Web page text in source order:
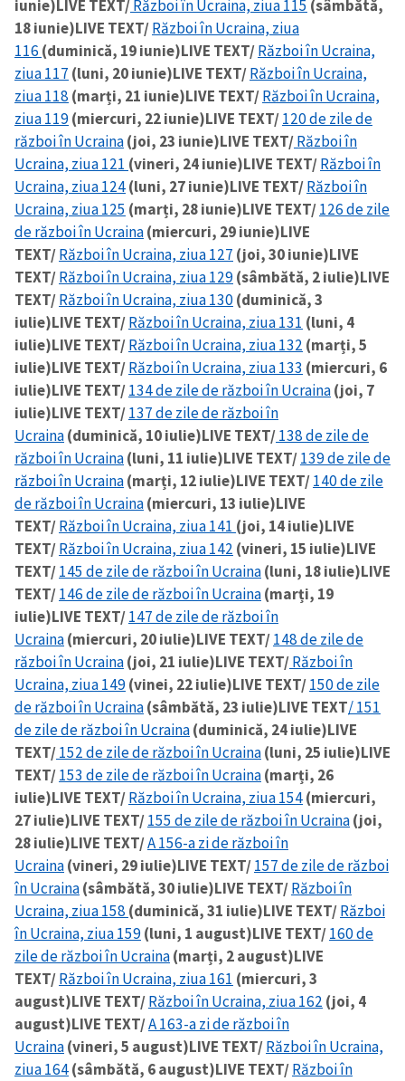
iunie)LIVE TEXT/Război în Ucraina, ziua 115 (sâmbătă,
18 iunie)LIVE TEXT/Război în Ucraina, ziua
116 (duminică, 19 iunie)LIVE TEXT/Război în Ucraina,
ziua 117 (luni, 20 iunie)LIVE TEXT/Război în Ucraina,
ziua 118 (marți, 21 iunie)LIVE TEXT/Război în Ucraina,
ziua 119(miercuri, 22 iunie)LIVE TEXT/120 de zile de
război în Ucraina(joi, 23 iunie)LIVE TEXT/Război în
Ucraina, ziua 121 (vineri, 24 iunie)LIVE TEXT/Război în
Ucraina, ziua 124(luni, 27 iunie)LIVE TEXT/Război în
Ucraina, ziua 125 (marți, 28 iunie)LIVE TEXT/126 de zile
de război în Ucraina(miercuri, 29 iunie)LIVE
TEXT/Război în Ucraina, ziua 127 (joi, 30 iunie)LIVE
TEXT/Război în Ucraina, ziua 129(sâmbătă, 2 iulie)LIVE
TEXT/Război în Ucraina, ziua 130(duminică, 3
iulie)LIVE TEXT/Război în Ucraina, ziua 131 (luni, 4
iulie)LIVE TEXT/Război în Ucraina, ziua 132 (marți, 5
iulie)LIVE TEXT/Război în Ucraina, ziua 133 (miercuri, 6
iulie)LIVE TEXT/134 de zile de război în Ucraina(joi, 7
iulie)LIVE TEXT/137 de zile de război în
Ucraina(duminică, 10 iulie)LIVE TEXT/138 de zile de
război în Ucraina(luni, 11 iulie)LIVE TEXT/139 de zile de
război în Ucraina(marți, 12 iulie)LIVE TEXT/140 de zile
de război în Ucraina(miercuri, 13 iulie)LIVE
TEXT/Război în Ucraina, ziua 141 (joi, 14 iulie)LIVE
TEXT/Război în Ucraina, ziua 142 (vineri, 15 iulie)LIVE
TEXT/145 de zile de război în Ucraina(luni, 18 iulie)LIVE
TEXT/146 de zile de război în Ucraina(marți, 19
iulie)LIVE TEXT/147 de zile de război în
Ucraina(miercuri, 20 iulie)LIVE TEXT/148 de zile de
război în Ucraina(joi, 21 iulie)LIVE TEXT/Război în
Ucraina, ziua 149(vinei, 22 iulie)LIVE TEXT/150 de zile
de război în Ucraina(sâmbătă, 23 iulie)LIVE TEXT/ 151
de zile de război în Ucraina(duminică, 24 iulie)LIVE
TEXT/152 de zile de război în Ucraina(luni, 25 iulie)LIVE
TEXT/153 de zile de război în Ucraina(marți, 26
iulie)LIVE TEXT/Război în Ucraina, ziua 154(miercuri,
27 iulie)LIVE TEXT/155 de zile de război în Ucraina(joi,
28 iulie)LIVE TEXT/A 156-a zi de război în
Ucraina(vineri, 29 iulie)LIVE TEXT/157 de zile de război
în Ucraina(sâmbătă, 30 iulie)LIVE TEXT/Război în
Ucraina, ziua 158 (duminică, 31 iulie)LIVE TEXT/Război
în Ucraina, ziua 159(luni, 1 august)LIVE TEXT/160 de
zile de război în Ucraina(marți, 2 august)LIVE
TEXT/Război în Ucraina, ziua 161 (miercuri, 3
august)LIVE TEXT/Război în Ucraina, ziua 162 (joi, 4
august)LIVE TEXT/A 163-a zi de război în
Ucraina(vineri, 5 august)LIVE TEXT/Război în Ucraina,
ziua 164(sâmbătă, 6 august)LIVE TEXT/Război în